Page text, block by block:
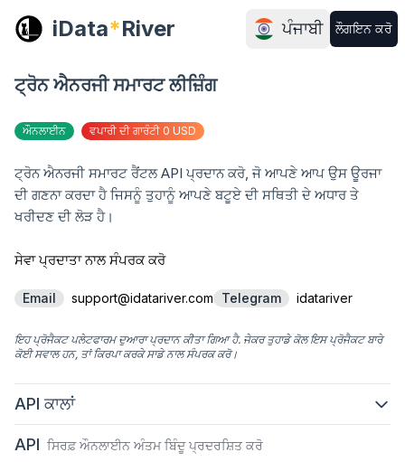
iData*River ਪੰਜਾਬੀ ਲੌਗਇਨ ਕਰੋ
ਟ੍ਰੋਨ ਐਨਰਜੀ ਸਮਾਰਟ ਲੀਜ਼ਿੰਗ
ਔਨਲਾਈਨ ਵਪਾਰੀ ਦੀ ਗਾਰੰਟੀ 0 USD
ਟ੍ਰੋਨ ਐਨਰਜੀ ਸਮਾਰਟ ਰੈਂਟਲ API ਪ੍ਰਦਾਨ ਕਰੋ, ਜੋ ਆਪਣੇ ਆਪ ਉਸ ਊਰਜਾ
ਦੀ ਗਣਨਾ ਕਰਦਾ ਹੈ ਜਿਸਨੂੰ ਤੁਹਾਨੂੰ ਆਪਣੇ ਬਟੂਏ ਦੀ ਸਥਿਤੀ ਦੇ ਅਧਾਰ ਤੇ
ਖਰੀਦਣ ਦੀ ਲੋੜ ਹੈ।
ਸੇਵਾ ਪ੍ਰਦਾਤਾ ਨਾਲ ਸੰਪਰਕ ਕਰੋ
Email support@idatariver.com Telegram idatariver
ਇਹ ਪ੍ਰੋਜੈਕਟ ਪਲੇਟਫਾਰਮ ਦੁਆਰਾ ਪ੍ਰਦਾਨ ਕੀਤਾ ਗਿਆ ਹੈ. ਜੇਕਰ ਤੁਹਾਡੇ ਕੋਲ ਇਸ ਪ੍ਰੋਜੈਕਟ ਬਾਰੇ
ਕੋਈ ਸਵਾਲ ਹਨ, ਤਾਂ ਕਿਰਪਾ ਕਰਕੇ ਸਾਡੇ ਨਾਲ ਸੰਪਰਕ ਕਰੋ।
API ਕਾਲਾਂ
API ਸਿਰਫ਼ ਔਨਲਾਈਨ ਅੰਤਮ ਬਿੰਦੂ ਪ੍ਰਦਰਸ਼ਿਤ ਕਰੋ